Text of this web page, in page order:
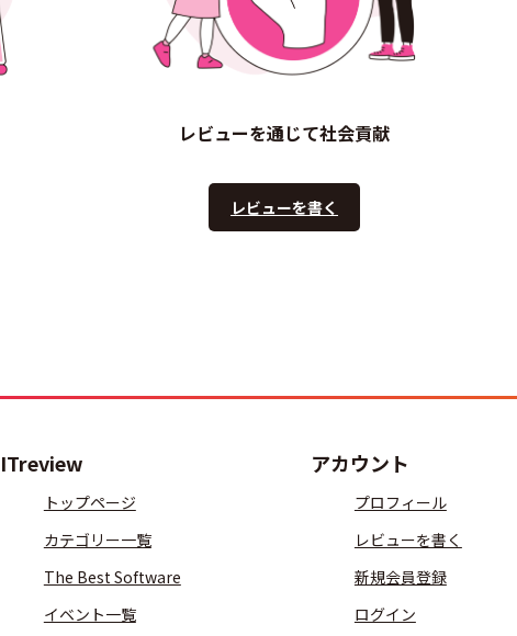
レビューを通じて社会貢献
レビューを書く
ITreview
トップページ
カテゴリー一覧
The Best Software
イベント一覧
アカウント
プロフィール
レビューを書く
新規会員登録
ログイン